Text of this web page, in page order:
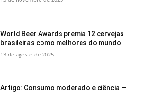
World Beer Awards premia 12 cervejas
brasileiras como melhores do mundo
13 de agosto de 2025
Artigo: Consumo moderado e ciência —